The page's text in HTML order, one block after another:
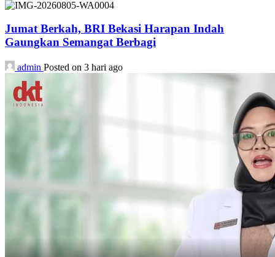
Jumat Berkah, BRI Bekasi Harapan Indah
Gaungkan Semangat Berbagi
admin Posted on 3 hari ago